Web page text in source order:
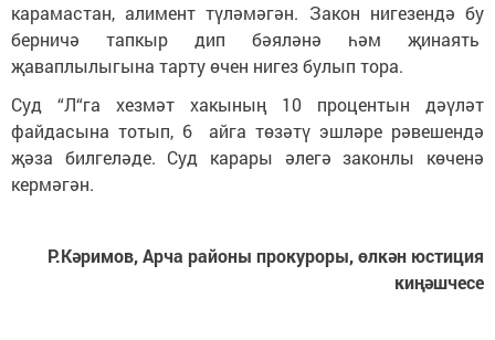
карамастан, алимент түләмәгән. Закон нигезендә бу
берничә тапкыр дип бәяләнә һәм җинаять
җаваплылыгына тарту өчен нигез булып тора.
Суд “Л“га хезмәт хакының 10 процентын дәүләт
файдасына тотып, 6 айга төзәтү эшләре рәвешендә
җәза билгеләде. Суд карары әлегә законлы көченә
кермәгән.
Р.Кәримов, Арча районы прокуроры, өлкән юстиция
киңәшчесе